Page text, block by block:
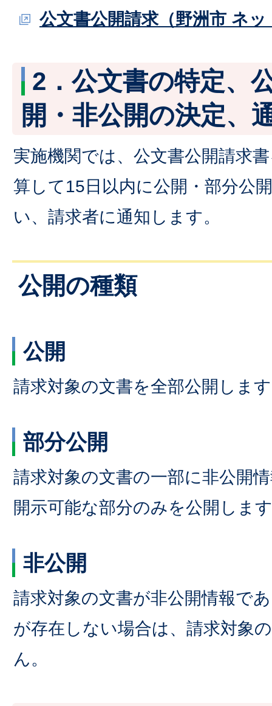
公文書公開請求（野洲市 ネ
2．公文書の特定、
開・非公開の決定、
実施機関では、公文書公開請求
算して15日以内に公開・部分公
い、請求者に通知します。
公開の種類
公開
請求対象の文書を全部公開しま
部分公開
請求対象の文書の一部に非公開
開示可能な部分のみを公開しま
非公開
請求対象の文書が非公開情報で
が存在しない場合は、請求対象
ん。